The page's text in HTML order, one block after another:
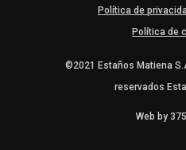
Política de
Política de
©2021 Estaños Matiena
reservados
Web by